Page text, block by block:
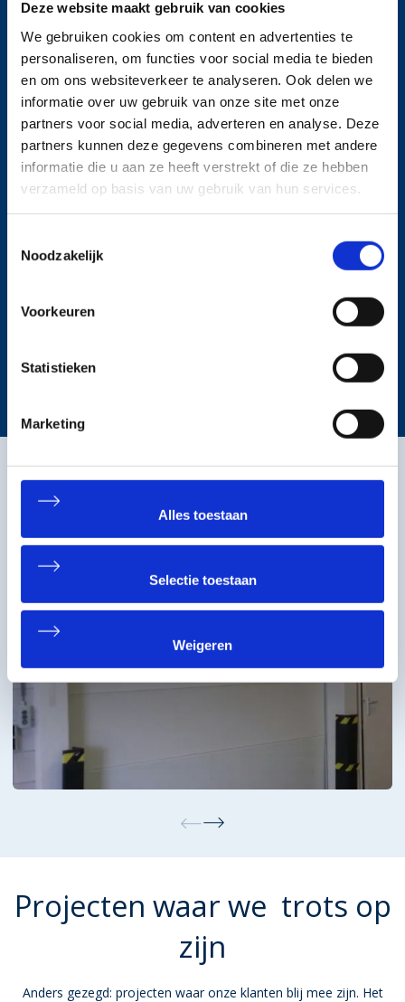
Deze website maakt gebruik van cookies
We gebruiken cookies om content en advertenties te
personaliseren, om functies voor social media te bieden
en om ons websiteverkeer te analyseren. Ook delen we
informatie over uw gebruik van onze site met onze
partners voor social media, adverteren en analyse. Deze
partners kunnen deze gegevens combineren met andere
informatie die u aan ze heeft verstrekt of die ze hebben
verzameld op basis van uw gebruik van hun services.
Noodzakelijk
Voorkeuren
Statistieken
Marketing
Alles toestaan
Selectie toestaan
Weigeren
EW90 brandwerende
overheaddeur
Certificering
Toepassingen
Aandrijving en railsystemen
Opties
Inbouwtekeningen en rapporten
Fotogalerij
Projecten waar we trots op
zijn
Anders gezegd: projecten waar onze klanten blij mee zijn. Het